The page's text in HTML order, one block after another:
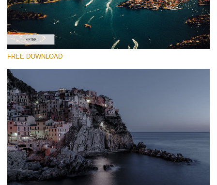
FREE DOWNLOAD